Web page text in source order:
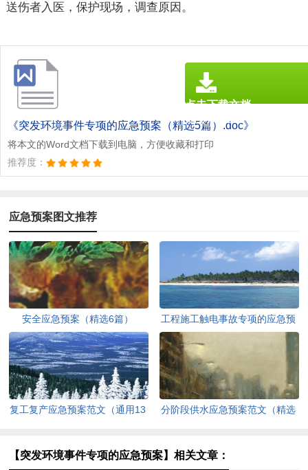
送伤者入医，保护现场，调查原因。
《突发环境事件专项的应急预案（精选5篇）.doc》
将本文的Word文档下载到电脑，方便收藏和打印
推荐度：
点击下载文档
文档为doc格式
应急预案图文推荐
安全应急预案（精选6篇）
工程施工触电事故专项的应急预
案范文（精选6篇）
复工复产应急预案范文（通用13
分阶段供水应急预案范文（精选
【突发环境事件专项的应急预案】相关文章：